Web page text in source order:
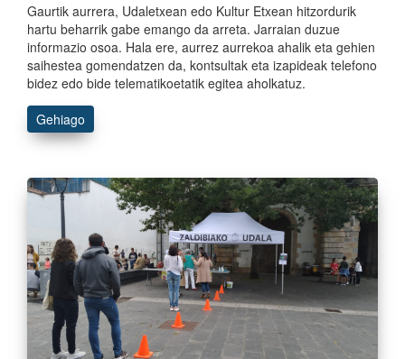
Gaurtik aurrera, Udaletxean edo Kultur Etxean hitzordurik
hartu beharrik gabe emango da arreta. Jarraian duzue
informazio osoa. Hala ere, aurrez aurrekoa ahalik eta gehien
saihestea gomendatzen da, kontsultak eta izapideak telefono
bidez edo bide telematikoetatik egitea aholkatuz.
Gehiago